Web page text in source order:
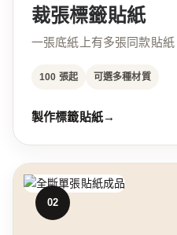
裁張標籤貼紙
一張底紙上有多張同款貼
100 張起 可選多種材質
製作標籤貼紙→
02